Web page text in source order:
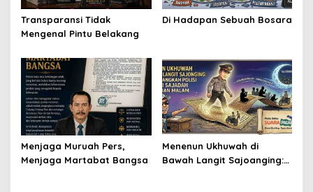
Transparansi Tidak
Mengenal Pintu Belakang
Di Hadapan Sebuah Bosara
Menjaga Muruah Pers,
Menjaga Martabat Bangsa
Menenun Ukhuwah di
Bawah Langit Sajoanging: